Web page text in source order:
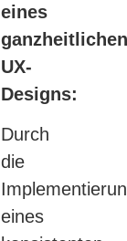
eines
ganzheitlichen
UX-
Designs:
Durch
die
eines